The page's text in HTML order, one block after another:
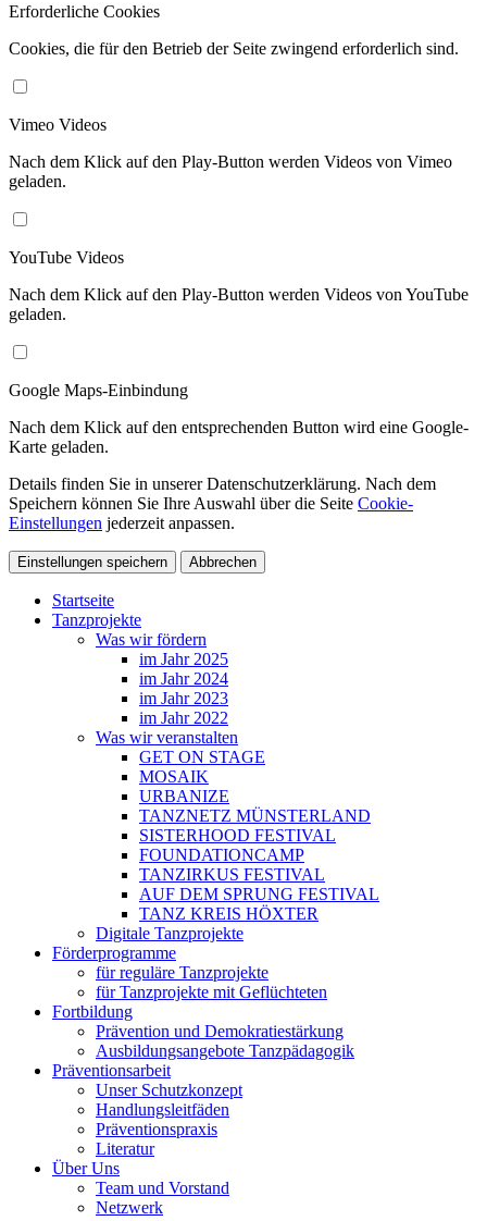
Erforderliche Cookies
Cookies, die für den Betrieb der Seite zwingend erforderlich sind.
Vimeo Videos
Nach dem Klick auf den Play-Button werden Videos von Vimeo
geladen.
YouTube Videos
Nach dem Klick auf den Play-Button werden Videos von YouTube
geladen.
Google Maps-Einbindung
Nach dem Klick auf den entsprechenden Button wird eine Google-
Karte geladen.
Details finden Sie in unserer Datenschutzerklärung. Nach dem
Speichern können Sie Ihre Auswahl über die Seite Cookie-
Einstellungen jederzeit anpassen.
Einstellungen speichern Abbrechen
Startseite
Tanzprojekte
Was wir fördern
im Jahr 2025
im Jahr 2024
im Jahr 2023
im Jahr 2022
Was wir veranstalten
GET ON STAGE
MOSAIK
URBANIZE
TANZNETZ MÜNSTERLAND
SISTERHOOD FESTIVAL
FOUNDATIONCAMP
TANZIRKUS FESTIVAL
AUF DEM SPRUNG FESTIVAL
TANZ KREIS HÖXTER
Digitale Tanzprojekte
Förder­programme
für reguläre Tanzprojekte
für Tanzprojekte mit Geflüchteten
Fortbildung
Prävention und Demokratiestärkung
Ausbildungsangebote Tanzpädagogik
Präventionsarbeit
Unser Schutz­kon­zept
Handlungsleitfäden
Präventionspraxis
Literatur
Über Uns
Team und Vorstand
Netzwerk